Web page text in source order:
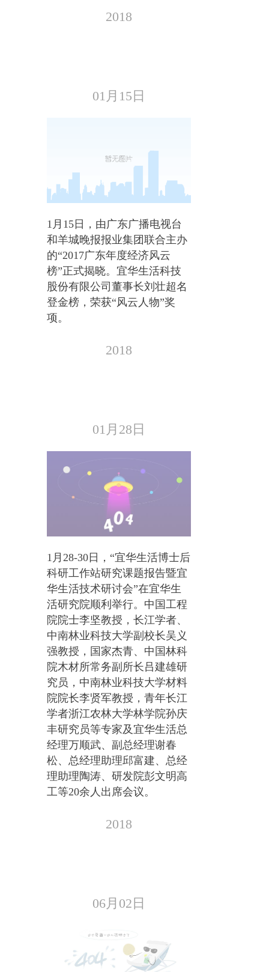
2018
01月15日
1月15日，由广东广播电视台
和羊城晚报报业集团联合主办
的“2017广东年度经济风云
榜”正式揭晓。宜华生活科技
股份有限公司董事长刘壮超名
登金榜，荣获“风云人物”奖
项。
2018
01月28日
1月28-30日，“宜华生活博士后
科研工作站研究课题报告暨宜
华生活技术研讨会”在宜华生
活研究院顺利举行。中国工程
院院士李坚教授，长江学者、
中南林业科技大学副校长吴义
强教授，国家杰青、中国林科
院木材所常务副所长吕建雄研
究员，中南林业科技大学材料
院院长李贤军教授，青年长江
学者浙江农林大学林学院孙庆
丰研究员等专家及宜华生活总
经理万顺武、副总经理谢春
松、总经理助理邱富建、总经
理助理陶涛、研发院彭文明高
工等20余人出席会议。
2018
06月02日